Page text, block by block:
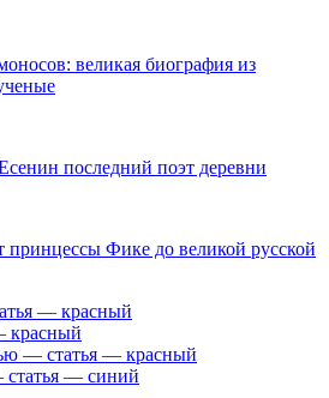
великая биография из
последний поэт деревни
принцессы Фике до великой русской